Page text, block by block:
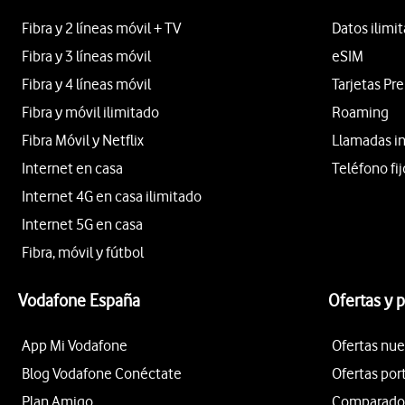
Fibra y 2 líneas móvil + TV
Fibra y 3 líneas móvil
Fibra y 4 líneas móvil
Fibra y móvil ilimitado
Fibra Móvil y Netflix
Internet en casa
Internet 4G en casa ilimitado
Internet 5G en casa
Fibra, móvil y fútbol
Datos
eSIM
Tarjetas
Roaming
Llamadas
Teléfono
Vodafone España
App Mi Vodafone
Blog Vodafone Conéctate
Plan Amigo
Ofertas y
Ofertas
Ofertas